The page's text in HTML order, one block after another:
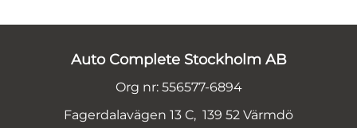
Auto Complete Stockholm AB
Org nr: 556577-6894
Fagerdalavägen 13 C, 139 52 Värmdö